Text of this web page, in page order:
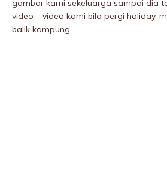
gambar kami sekeluarga sampai dia
video – video kami bila pergi holiday,
balik kampung.